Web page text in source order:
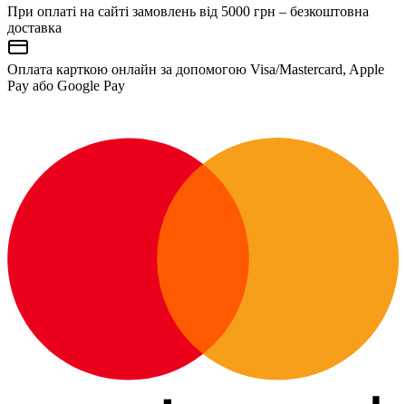
При оплаті на сайті замовлень від 5000 грн – безкоштовна
доставка
Оплата карткою онлайн за допомогою Visa/Mastercard, Apple
Pay або Google Pay